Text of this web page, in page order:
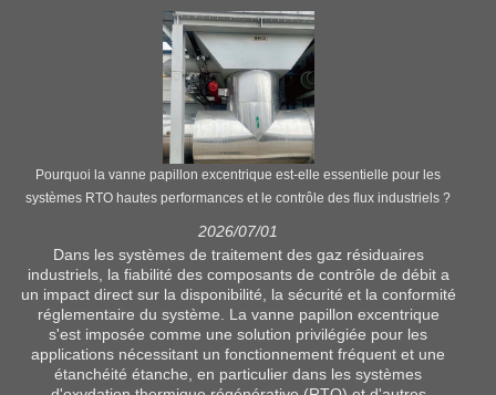
Pourquoi la vanne papillon excentrique est-elle essentielle pour les
systèmes RTO hautes performances et le contrôle des flux industriels ?
2026/07/01
Dans les systèmes de traitement des gaz résiduaires
industriels, la fiabilité des composants de contrôle de débit a
un impact direct sur la disponibilité, la sécurité et la conformité
réglementaire du système. La vanne papillon excentrique
s'est imposée comme une solution privilégiée pour les
applications nécessitant un fonctionnement fréquent et une
étanchéité étanche, en particulier dans les systèmes